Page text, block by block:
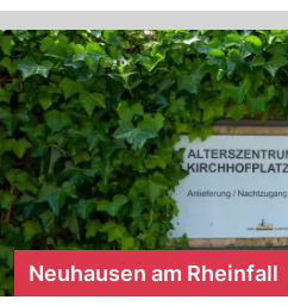
Neuhausen am Rheinfall